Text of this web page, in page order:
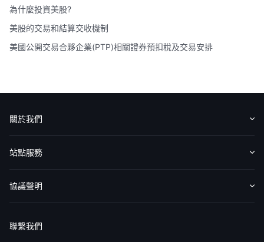
為什麼投資美股?
美股的交易和結算交收機制
美國公開交易合夥企業(PTP)相關證券預扣稅及交易安排
關於我們
認識華盛
媒體報導
意見反饋
站點服務
收費標準
交易工具
幫助中心
協議聲明
聯繫我們